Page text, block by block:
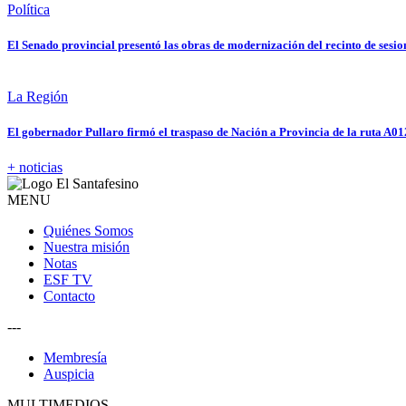
Política
El Senado provincial presentó las obras de modernización del recinto de
La Región
El gobernador Pullaro firmó el traspaso de Nación a Provincia de la ruta
+ noticias
MENU
Quiénes Somos
Nuestra misión
Notas
ESF TV
Contacto
---
Membresía
Auspicia